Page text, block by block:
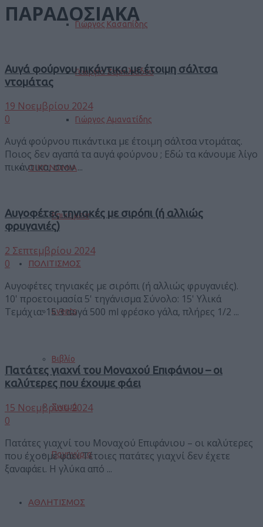
Γιώργος Κασαπίδης
Γεωργία Ζεμπιλιάδου
Γιώργος Αμανατίδης
ΟΙΚΟΝΟΜΙΑ
Επιχειρείν
ΠΟΛΙΤΙΣΜΟΣ
Events
Βιβλίο
Σινεμά
Πανηγύρια
ΑΘΛΗΤΙΣΜΟΣ
ΠΑΡΑΔΟΣΙΑΚΑ
Αυγά φούρνου πικάντικα με έτοιμη σάλτσα
ντομάτας
19 Νοεμβρίου 2024
0
Αυγά φούρνου πικάντικα με έτοιμη σάλτσα ντομάτας.
Ποιος δεν αγαπά τα αυγά φούρνου ; Εδώ τα κάνουμε λίγο
πικάντικα, στον ...
Αυγοφέτες τηνιακές με σιρόπι (ή αλλιώς
φρυγανιές)
2 Σεπτεμβρίου 2024
0
Αυγοφέτες τηνιακές με σιρόπι (ή αλλιώς φρυγανιές).
10' προετοιμασία 5' τηγάνισμα Σύνολο: 15' Υλικά
Τεμάχια: 15 3 αυγά 500 ml φρέσκο γάλα, πλήρες 1/2 ...
Πατάτες γιαχνί του Μοναχού Επιφάνιου – οι
καλύτερες που έχουμε φάει
15 Νοεμβρίου 2024
0
Πατάτες γιαχνί του Μοναχού Επιφάνιου – οι καλύτερες
που έχουμε φάει Τέτοιες πατάτες γιαχνί δεν έχετε
ξαναφάει. Η γλύκα από ...